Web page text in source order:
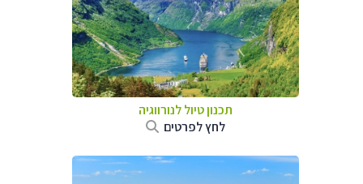
תכנון טיול לנורווגיה
לחץ לפרטים